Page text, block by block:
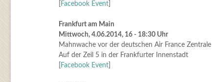
Facebook Event]
Frankfurt am Main
Mittwoch, 4.06.2014, 16 - 18:30 Uhr
Mahnwache vor der deutschen Air France Zentrale
Auf der Zeil 5 in der Frankfurter Innenstadt
Facebook Event]